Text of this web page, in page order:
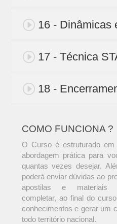
16 - Dinâmicas
17 - Técnica
18 -
COMO FUNCIONA ?
O Curso é estruturado
abordagem prática para
quantas vezes desejar.
poderá enviar dúvidas ao
apostilas e materiais
completar, ao final do
conhecimentos e gerar um
todo território nacional.